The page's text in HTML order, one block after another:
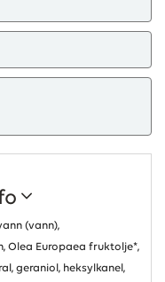
(vann),
Olea Europaea fruktolje*,
geraniol, heksylkanel,